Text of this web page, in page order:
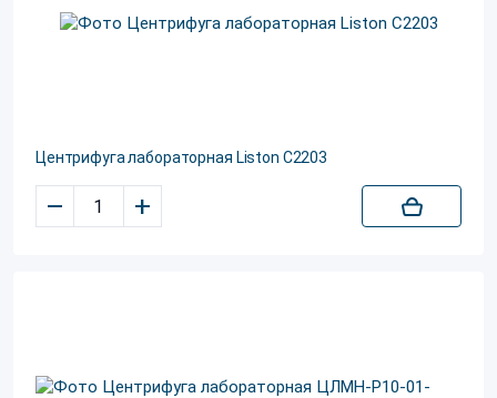
Центрифуга лабораторная Liston C2203
– +